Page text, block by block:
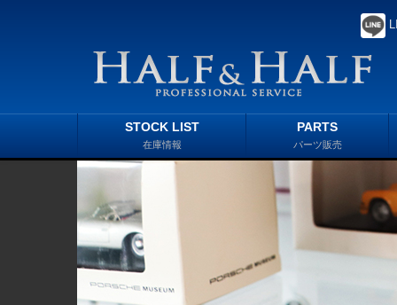
STOCK LIST
在庫情報
PARTS
パーツ販売